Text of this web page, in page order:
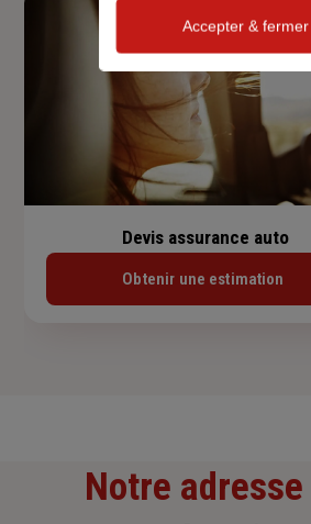
Devis assurance auto
Obtenir une estimation
Notre adresse
Accepter & fermer